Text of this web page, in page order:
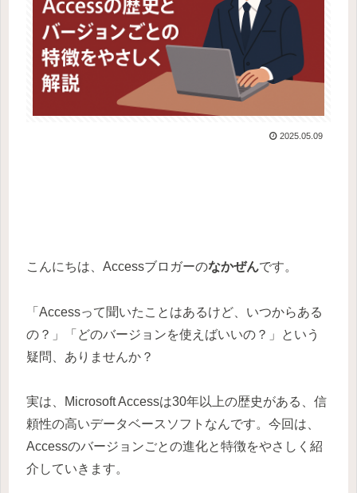
2025.05.09
こんにちは、Accessブロガーのなかぜんです。
「Accessって聞いたことはあるけど、いつからある
の？」「どのバージョンを使えばいいの？」という
疑問、ありませんか？
実は、Microsoft Accessは30年以上の歴史がある、信
頼性の高いデータベースソフトなんです。今回は、
Accessのバージョンごとの進化と特徴をやさしく紹
介していきます。